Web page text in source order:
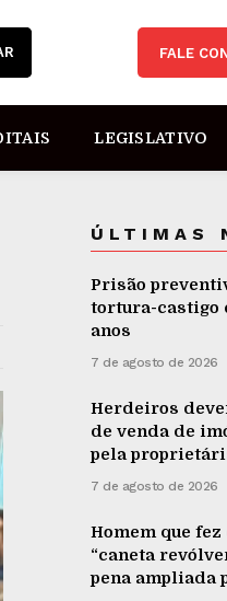
FALE
LEGISLATIVO
ÚLTIMAS
Prisão
tortura-castigo
anos
7 de agosto de 2026
Herdeiros
de venda de
pela
7 de agosto de 2026
Homem que
“caneta
pena ampliada